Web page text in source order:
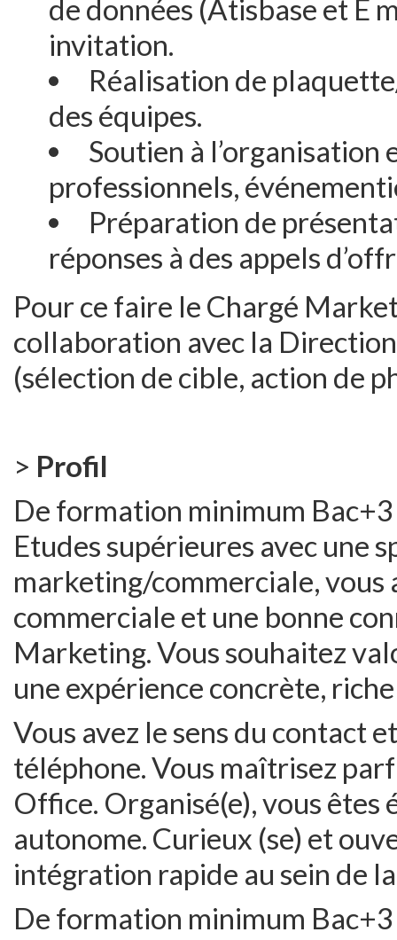
de données (Atisbase et E
invitation.
Réalisation de
des équipes.
Soutien à l’organisation
professionnels,
Préparation de
réponses à des appels
Pour ce faire le Chargé
collaboration avec la
(sélection de cible, action de
> Profil
De formation minimum
Etudes supérieures avec une
marketing/commerciale, vous
commerciale et une bonne
Marketing. Vous souhaitez
une expérience concrète,
Vous avez le sens du contact
téléphone. Vous maîtrisez
Office. Organisé(e), vous
autonome. Curieux (se) et
intégration rapide au sein de
De formation minimum